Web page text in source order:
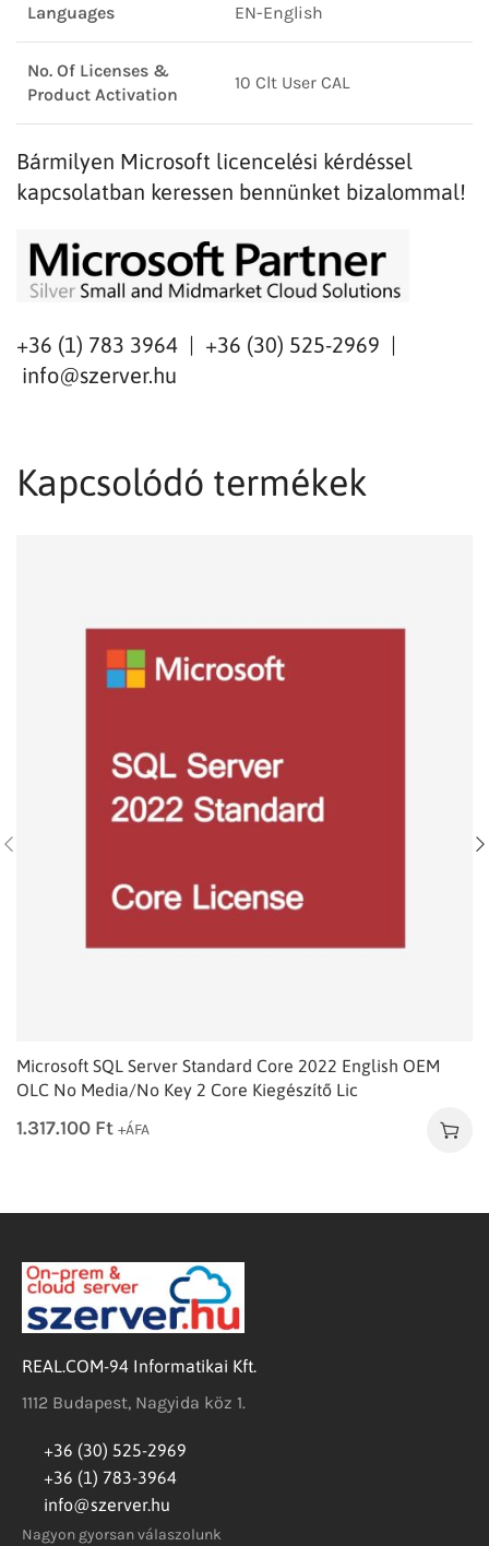
Languages EN-English
No. Of Licenses &
Product Activation
10 Clt User CAL
Bármilyen Microsoft licencelési kérdéssel
kapcsolatban keressen bennünket bizalommal!
+36 (1) 783 3964 | +36 (30) 525-2969 |
info@szerver.hu
Kapcsolódó termékek
Microsoft SQL Server Standard Core 2022 English OEM
OLC No Media/No Key 2 Core Kiegészítő Lic
1.317.100 Ft +ÁFA
REAL.COM-94 Informatikai Kft.
1112 Budapest, Nagyida köz 1.
+36 (30) 525-2969
+36 (1) 783-3964
info@szerver.hu
Nagyon gyorsan válaszolunk